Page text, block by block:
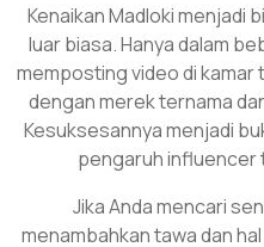
Kenaikan Madloki menjadi
luar biasa. Hanya dalam
memposting video di
dengan merek ternama
Kesuksesannya menjadi
pengaruh influencer
Jika Anda mencari
menambahkan tawa dan